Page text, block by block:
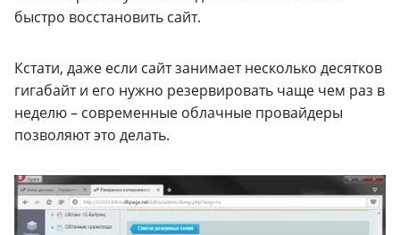
быстро восстановить сайт.
Кстати, даже если сайт занимает несколько десятков
гигабайт и его нужно резервировать чаще чем раз в
неделю – современные облачные провайдеры
позволяют это делать.